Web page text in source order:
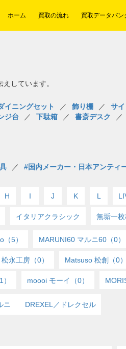
ホーム 買取の流れ 買取データバン
しています。
イニングセット 飾り棚 サ
ジ台 下駄箱 書斎デスク
#国内メーカー・日本アンティ
H I J K L
イタリアクラシック 無垢一枚
5） MARUNI60 マルニ60（0）
永工房（0） Matsuso 松創（0）
moooi モーイ（0）
ニ DREXEL／ドレクセル